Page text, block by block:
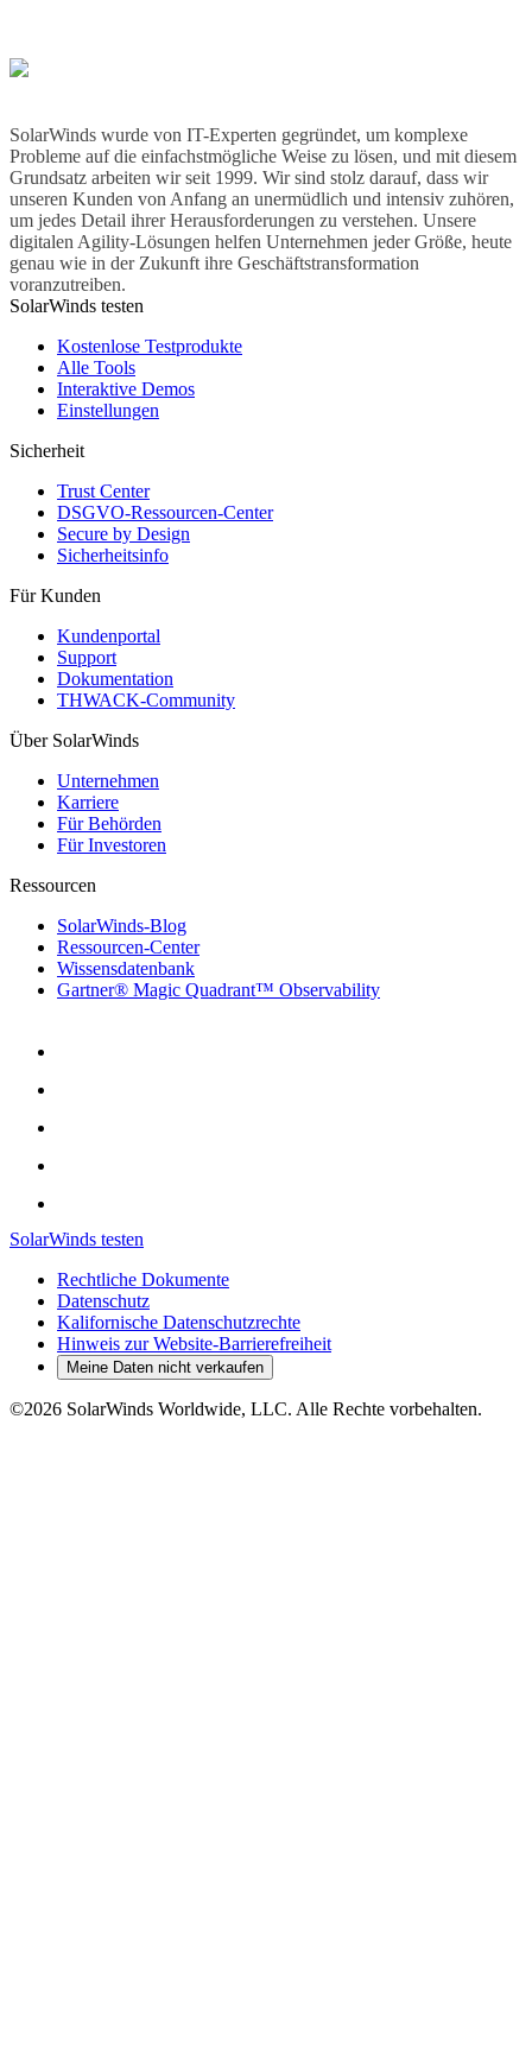
SolarWinds wurde von IT-Experten gegründet, um komplexe
Probleme auf die einfachstmögliche Weise zu lösen, und mit diesem
Grundsatz arbeiten wir seit 1999. Wir sind stolz darauf, dass wir
unseren Kunden von Anfang an unermüdlich und intensiv zuhören,
um jedes Detail ihrer Herausforderungen zu verstehen. Unsere
digitalen Agility-Lösungen helfen Unternehmen jeder Größe, heute
genau wie in der Zukunft ihre Geschäftstransformation
voranzutreiben.
SolarWinds testen
Kostenlose Testprodukte
Alle Tools
Interaktive Demos
Einstellungen
Sicherheit
Trust Center
DSGVO-Ressourcen-Center
Secure by Design
Sicherheitsinfo
Für Kunden
Kundenportal
Support
Dokumentation
THWACK-Community
Über SolarWinds
Unternehmen
Karriere
Für Behörden
Für Investoren
Ressourcen
SolarWinds-Blog
Ressourcen-Center
Wissensdatenbank
Gartner® Magic Quadrant™ Observability
SolarWinds testen
Rechtliche Dokumente
Datenschutz
Kalifornische Datenschutzrechte
Hinweis zur Website-Barrierefreiheit
Meine Daten nicht verkaufen
©2026 SolarWinds Worldwide, LLC. Alle Rechte vorbehalten.